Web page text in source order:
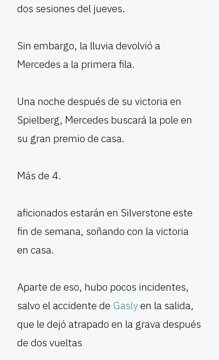
dos sesiones del jueves.
Sin embargo, la lluvia devolvió a
Mercedes a la primera fila.
Una noche después de su victoria en
Spielberg, Mercedes buscará la pole en
su gran premio de casa.
Más de 4.
aficionados estarán en Silverstone este
fin de semana, soñando con la victoria
en casa.
Aparte de eso, hubo pocos incidentes,
salvo el accidente de Gaslyen la salida,
que le dejó atrapado en la grava después
de dos vueltas